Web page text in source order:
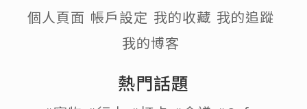
個人頁面 帳戶設定 我的收藏 我的追蹤
我的博客
熱門話題